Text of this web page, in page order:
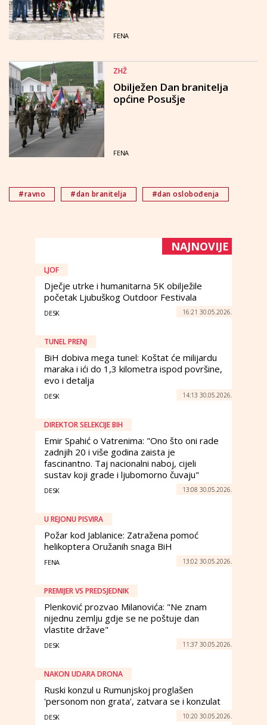
FENA
ZHŽ
Obilježen Dan branitelja
općine Posušje
FENA
#ravno #dan branitelja #dan oslobođenja
NAJNOVIJE
LJOF
Dječje utrke i humanitarna 5K obilježile
početak Ljubuškog Outdoor Festivala
DESK 16:21 30.05.2026.
TUNEL PRENJ
BiH dobiva mega tunel: Koštat će milijardu
maraka i ići do 1,3 kilometra ispod površine,
evo i detalja
DESK 14:13 30.05.2026.
DIREKTOR SELEKCIJE BIH
Emir Spahić o Vatrenima: "Ono što oni rade
zadnjih 20 i više godina zaista je
fascinantno. Taj nacionalni naboj, cijeli
sustav koji grade i ljubomorno čuvaju"
DESK 13:08 30.05.2026.
U REJONU PISVIRA
Požar kod Jablanice: Zatražena pomoć
helikoptera Oružanih snaga BiH
FENA 13:02 30.05.2026.
PREMIJER VS PREDSJEDNIK
Plenković prozvao Milanovića: "Ne znam
nijednu zemlju gdje se ne poštuje dan
vlastite države"
DESK 11:37 30.05.2026.
NAKON UDARA DRONA
Ruski konzul u Rumunjskoj proglašen
'personom non grata', zatvara se i konzulat
DESK 10:20 30.05.2026.